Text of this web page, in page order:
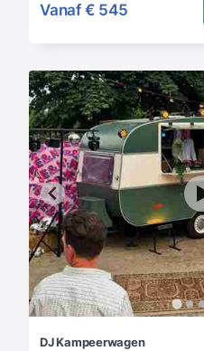
Vanaf € 545
DJ Kampeerwagen